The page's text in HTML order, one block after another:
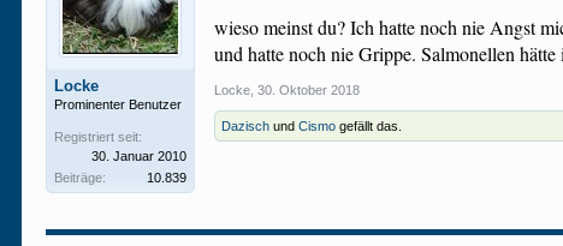
Locke
Prominenter Benutzer
Registriert seit:
30. Januar 2010
Beiträge:
10.839
wieso meinst du? Ich hatte noch nie Angst
und hatte noch nie Grippe. Salmonellen
Locke 30. Oktober 2018
Dazisch undCismo gefällt das.